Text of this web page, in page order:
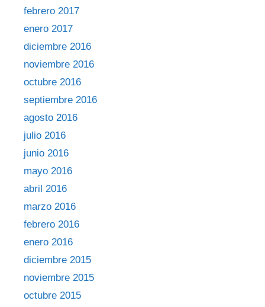
febrero 2017
enero 2017
diciembre 2016
noviembre 2016
octubre 2016
septiembre 2016
agosto 2016
julio 2016
junio 2016
mayo 2016
abril 2016
marzo 2016
febrero 2016
enero 2016
diciembre 2015
noviembre 2015
octubre 2015